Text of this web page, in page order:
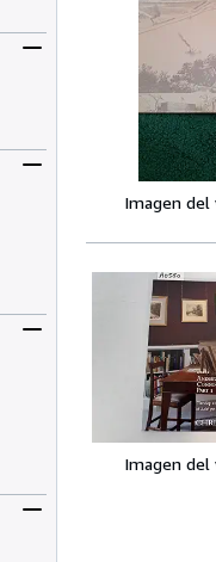
Imagen del
Imagen del